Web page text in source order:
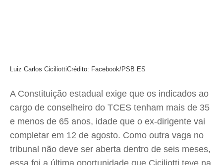
Luiz Carlos CiciliottiCrédito: Facebook/PSB ES
A Constituição estadual exige que os indicados ao
cargo de conselheiro do TCES tenham mais de 35
e menos de 65 anos, idade que o ex-dirigente vai
completar em 12 de agosto. Como outra vaga no
tribunal não deve ser aberta dentro de seis meses,
essa foi a última oportunidade que Ciciliotti teve na